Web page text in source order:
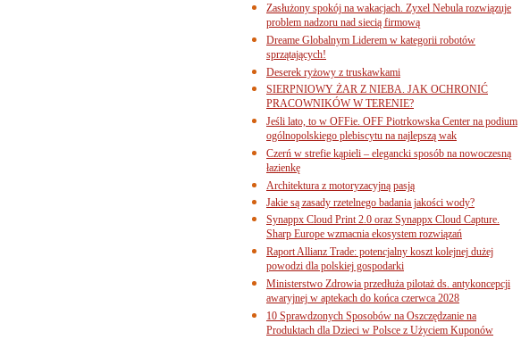
Zasłużony spokój na wakacjach. Zyxel Nebula rozwiązuje
problem nadzoru nad siecią firmową
Dreame Globalnym Liderem w kategorii robotów
sprzątających!
Deserek ryżowy z truskawkami
SIERPNIOWY ŻAR Z NIEBA. JAK OCHRONIĆ
PRACOWNIKÓW W TERENIE?
Jeśli lato, to w OFFie. OFF Piotrkowska Center na podium
ogólnopolskiego plebiscytu na najlepszą wak
Czerń w strefie kąpieli – elegancki sposób na nowoczesną
łazienkę
Architektura z motoryzacyjną pasją
Jakie są zasady rzetelnego badania jakości wody?
Synappx Cloud Print 2.0 oraz Synappx Cloud Capture.
Sharp Europe wzmacnia ekosystem rozwiązań
Raport Allianz Trade: potencjalny koszt kolejnej dużej
powodzi dla polskiej gospodarki
Ministerstwo Zdrowia przedłuża pilotaż ds. antykoncepcji
awaryjnej w aptekach do końca czerwca 2028
10 Sprawdzonych Sposobów na Oszczędzanie na
Produktach dla Dzieci w Polsce z Użyciem Kuponów